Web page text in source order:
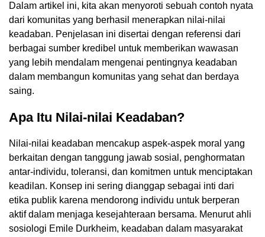
Dalam artikel ini, kita akan menyoroti sebuah contoh nyata
dari komunitas yang berhasil menerapkan nilai-nilai
keadaban. Penjelasan ini disertai dengan referensi dari
berbagai sumber kredibel untuk memberikan wawasan
yang lebih mendalam mengenai pentingnya keadaban
dalam membangun komunitas yang sehat dan berdaya
saing.
Apa Itu Nilai-nilai Keadaban?
Nilai-nilai keadaban mencakup aspek-aspek moral yang
berkaitan dengan tanggung jawab sosial, penghormatan
antar-individu, toleransi, dan komitmen untuk menciptakan
keadilan. Konsep ini sering dianggap sebagai inti dari
etika publik karena mendorong individu untuk berperan
aktif dalam menjaga kesejahteraan bersama. Menurut ahli
sosiologi Emile Durkheim, keadaban dalam masyarakat